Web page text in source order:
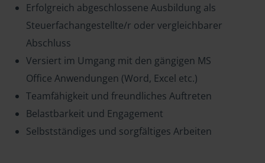
Erfolgreich abgeschlossene Ausbildung als
Steuerfachangestellte/r oder vergleichbarer
Abschluss
Versiert im Umgang mit den gängigen MS
Office Anwendungen (Word, Excel etc.)
Teamfähigkeit und freundliches Auftreten
Belastbarkeit und Engagement
Selbstständiges und sorgfältiges Arbeiten